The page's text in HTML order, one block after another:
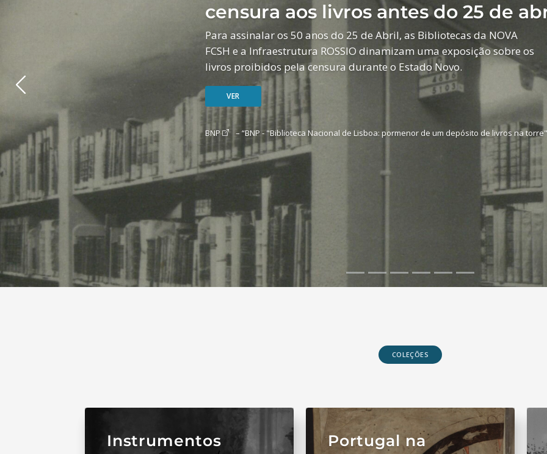
Em 'Tempos de Cura' explora-se as respostas às doenças através
dos tempos, incidindo sobre métodos de contenção, estruturas de
internamento, tratamento e cura.
VER
AML
– “ “Passageiros do navio Lanfranc no Lazareto de Lisboa, durante um surto de
fotografia de Joshua Benoliel. Cota: PT/AMLSB/CMLSBAH/PCSP/004/JBN/000354.
COLEÇÕES
Instrumentos
Instrumentos
Portugal naPortugal na